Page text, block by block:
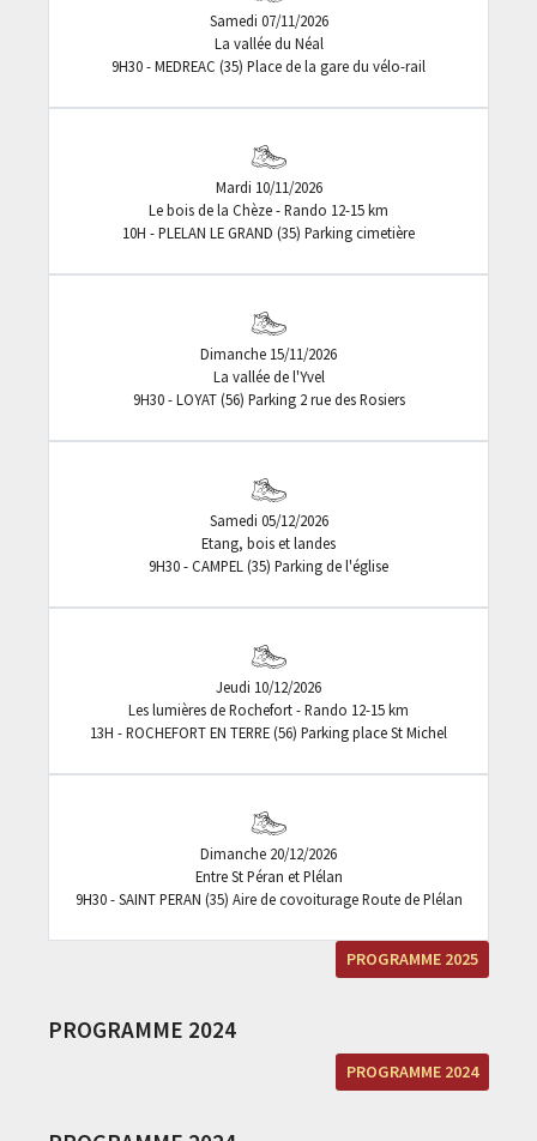
Samedi 07/11/2026
La vallée du Néal
9H30 - MEDREAC (35) Place de la gare du vélo-rail
Mardi 10/11/2026
Le bois de la Chèze - Rando 12-15 km
10H - PLELAN LE GRAND (35) Parking cimetière
Dimanche 15/11/2026
La vallée de l'Yvel
9H30 - LOYAT (56) Parking 2 rue des Rosiers
Samedi 05/12/2026
Etang, bois et landes
9H30 - CAMPEL (35) Parking de l'église
Jeudi 10/12/2026
Les lumières de Rochefort - Rando 12-15 km
13H - ROCHEFORT EN TERRE (56) Parking place St Michel
Dimanche 20/12/2026
Entre St Péran et Plélan
9H30 - SAINT PERAN (35) Aire de covoiturage Route de Plélan
PROGRAMME 2025
PROGRAMME 2024
PROGRAMME 2024